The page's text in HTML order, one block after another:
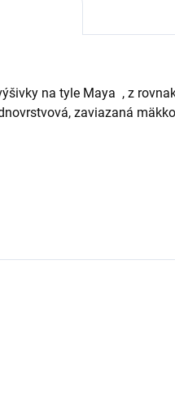
na tyle Maya , z
zaviazaná